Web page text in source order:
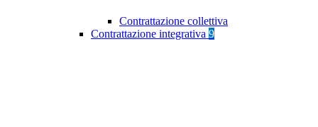
Contrattazione collettiva
Contrattazione integrativa 9